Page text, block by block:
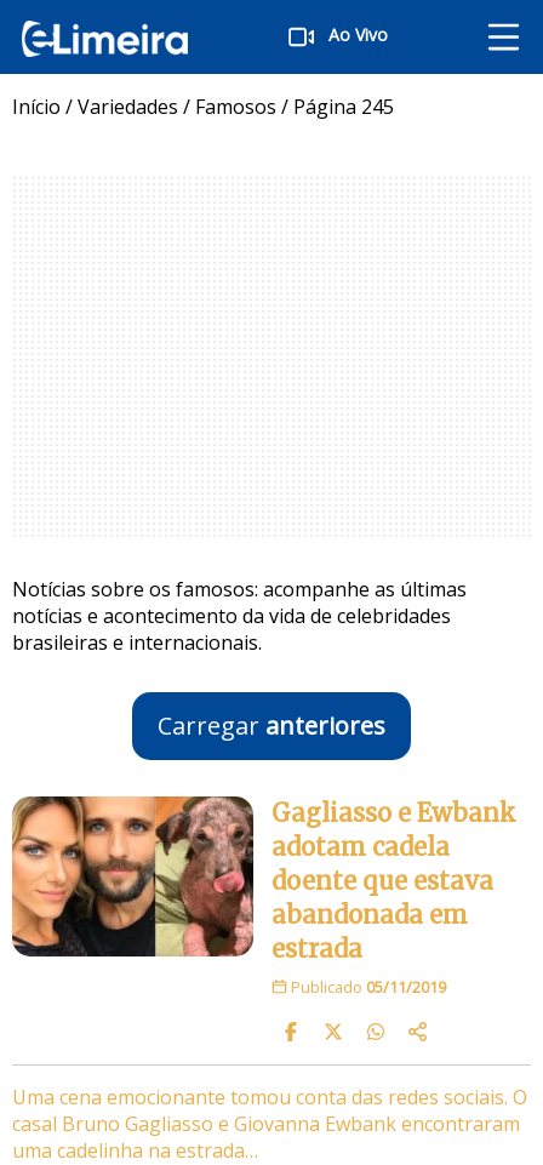
Ao Vivo
Início /Variedades / Famosos / Página 245
Notícias sobre os famosos: acompanhe as últimas
notícias e acontecimento da vida de celebridades
brasileiras e internacionais.
Carregar anteriores
Gagliasso e Ewbank
adotam cadela
doente que estava
abandonada em
estrada
Publicado 05/11/2019
Uma cena emocionante tomou conta das redes sociais. O
casal Bruno Gagliasso e Giovanna Ewbank encontraram
uma cadelinha na estrada…